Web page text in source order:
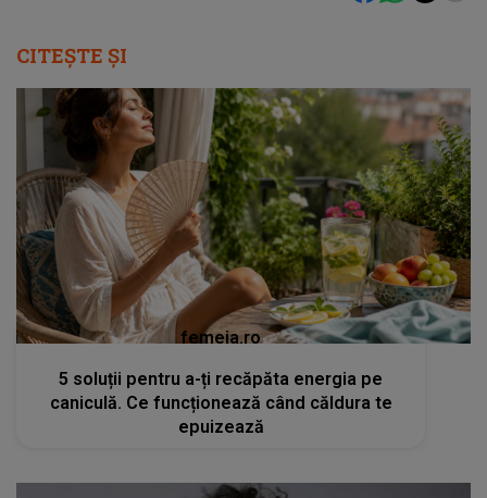
CITEȘTE ȘI
femeia.ro
5 soluții pentru a-ți recăpăta energia pe
caniculă. Ce funcționează când căldura te
epuizează